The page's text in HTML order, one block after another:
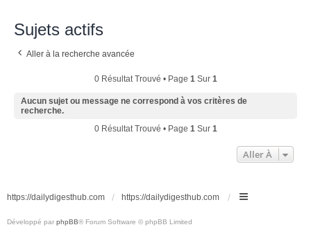
Sujets actifs
Aller à la recherche avancée
0 Résultat Trouvé • Page 1Sur 1
Aucun sujet ou message ne correspond à vos critères de
recherche.
0 Résultat Trouvé • Page 1Sur 1
Aller À
https://dailydigesthub.com https://dailydigesthub.com
Développé par phpBB® Forum Software © phpBB Limited